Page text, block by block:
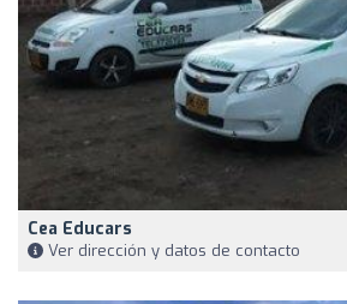
Cea Educars
Ver dirección y datos de contacto